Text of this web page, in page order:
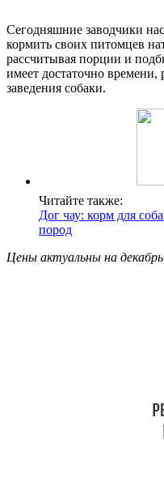
Сегодняшние заводчики
кормить своих питомцев
рассчитывая порции и
имеет достаточно времени,
заведения собаки.
Читайте также:
Дог чау: корм для
пород
Цены актуальны на декабрь